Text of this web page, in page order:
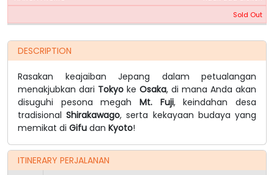
Sold Out
DESCRIPTION
Rasakan keajaiban Jepang dalam petualangan
menakjubkan dari Tokyo ke Osaka, di mana Anda akan
disuguhi pesona megah Mt. Fuji, keindahan desa
tradisionalShirakawago, serta kekayaan budaya yang
memikat di Gifu dan Kyoto!
ITINERARY PERJALANAN